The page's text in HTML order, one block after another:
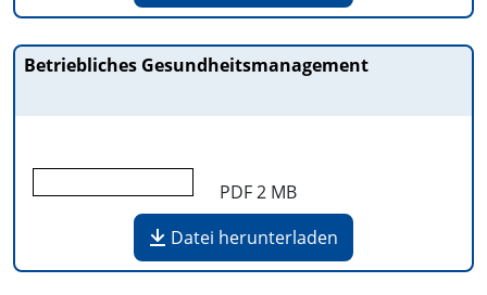
Betriebliches Gesundheitsmanagement
PDF2 MB
Datei herunterladen